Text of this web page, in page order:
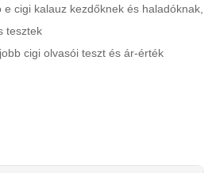
e cigi kalauz kezdőknek és haladóknak,
tesztek
cigi olvasói teszt és ár-érték